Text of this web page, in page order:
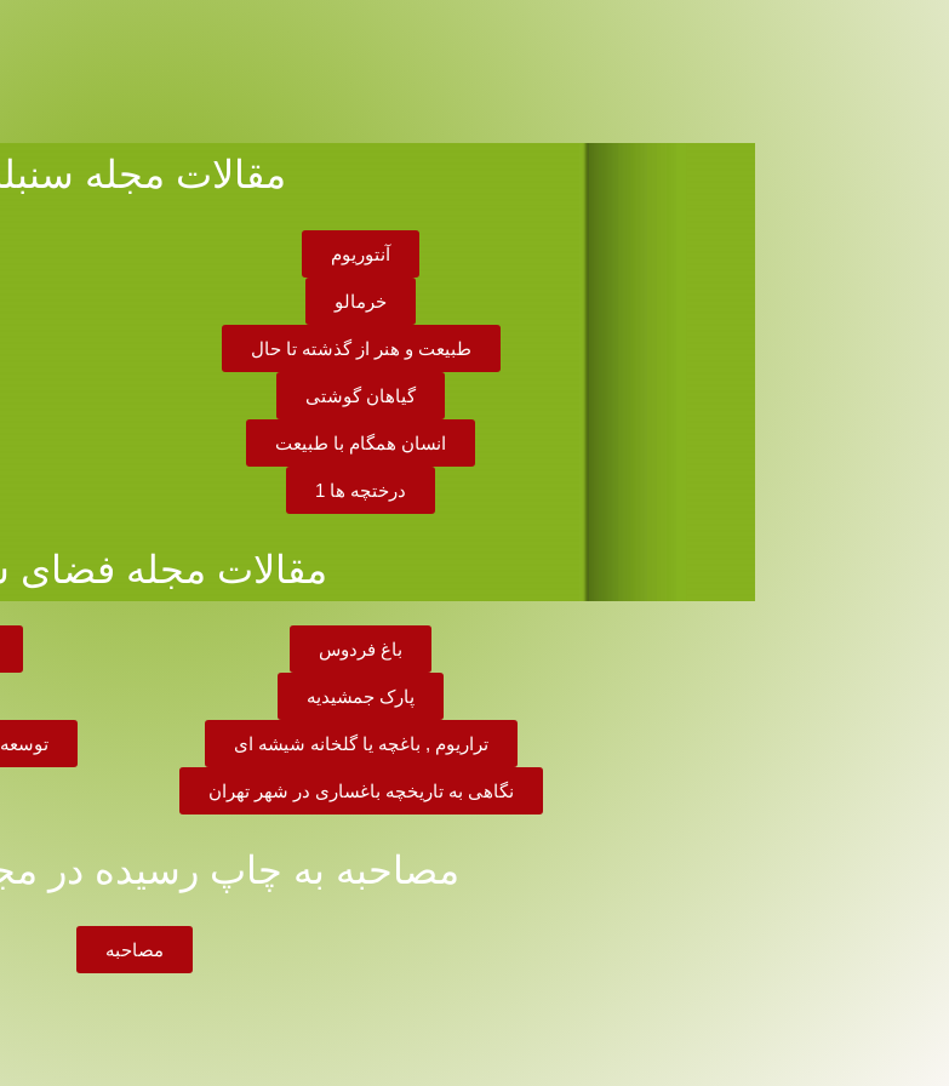
مقالات مجله
آنتوریوم
خرمالو
طبیعت و هنر از گذشته تا حال
گیاهان گوشتی
انسان همگام با طبیعت
درختچه ها 1
مقالات مجله فضای
باغ فردوس
پارک جمشیدیه
تراریوم , باغچه یا گلخانه شیشه ای
نگاهی به تاریخچه باغساری در شهر تهران
مصاحبه به چاپ رسیده در
مصاحبه